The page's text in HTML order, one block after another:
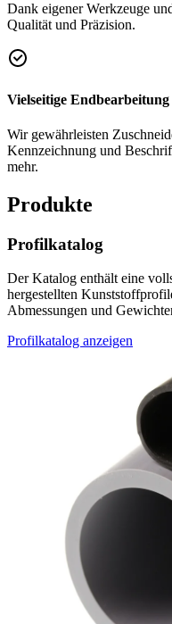
Dank eigener Werkzeuge
Qualität und Präzision.
Vielseitige Endbearbeitung
Wir gewährleisten
Kennzeichnung und
mehr.
Produkte
Profilkatalog
Der Katalog enthält eine
hergestellten
Abmessungen und
Profilkatalog anzeigen